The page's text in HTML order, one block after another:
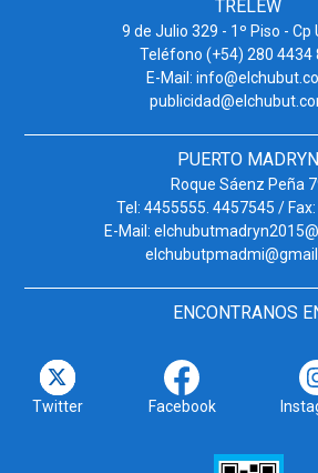
TRELEW
9 de Julio 329 - 1º Piso - Cp
Teléfono (+54) 280 4434
E-Mail:
PUERTO MADRYN
Roque Sáenz Peña
Tel: 4455555. 4457545 /
E-Mail:
ENCONTRANOS
Twitter Facebook